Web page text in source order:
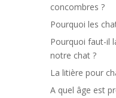
concombres ?
Pourquoi les
Pourquoi faut-il
notre chat ?
La litière pour
A quel âge est